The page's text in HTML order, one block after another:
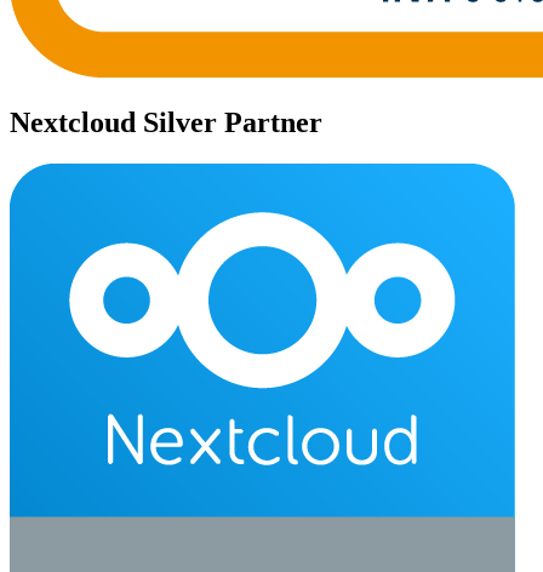
Nextcloud Silver Partner